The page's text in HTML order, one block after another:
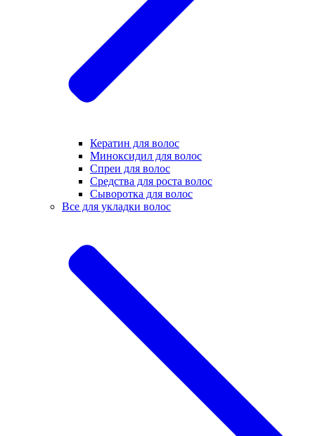
Кератин для волос
Миноксидил для волос
Спреи для волос
Средства для роста волос
Сыворотка для волос
Все для укладки волос